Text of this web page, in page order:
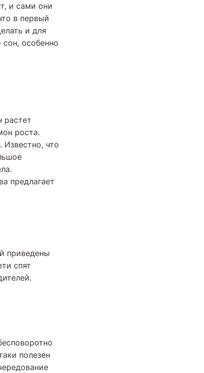
и сами они
в первый
и для
особенно
растет
роста.
что
предлагает
приведены
спят
полезен